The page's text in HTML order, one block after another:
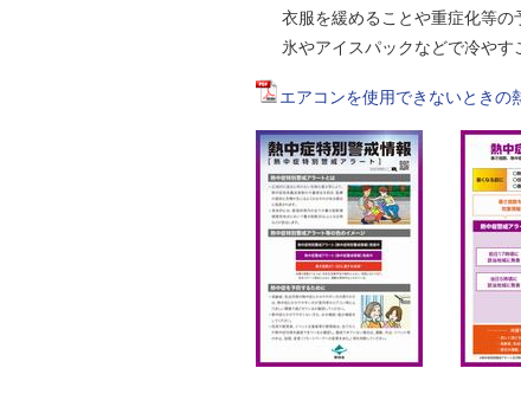
衣服を緩めることや重症化等の予
氷やアイスパックなどで冷やすこ
エアコンを使用できないときの